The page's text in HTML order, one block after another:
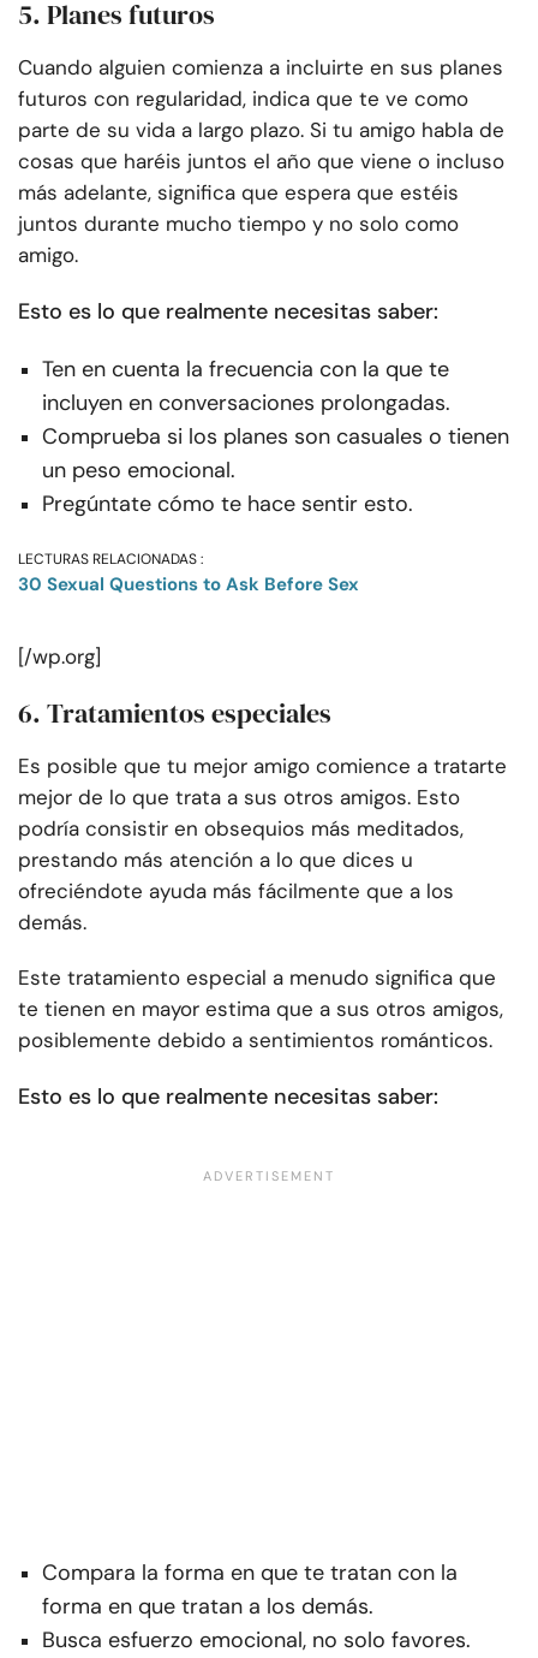
5. Planes futuros
Cuando alguien comienza a incluirte en sus planes
futuros con regularidad, indica que te ve como
parte de su vida a largo plazo. Si tu amigo habla de
cosas que haréis juntos el año que viene o incluso
más adelante, significa que espera que estéis
juntos durante mucho tiempo y no solo como
amigo.
Esto es lo que realmente necesitas saber:
Ten en cuenta la frecuencia con la que te
incluyen en conversaciones prolongadas.
Comprueba si los planes son casuales o tienen
un peso emocional.
Pregúntate cómo te hace sentir esto.
LECTURAS RELACIONADAS :
30 Sexual Questions to Ask Before Sex
[/wp.org]
6. Tratamientos especiales
Es posible que tu mejor amigo comience a tratarte
mejor de lo que trata a sus otros amigos. Esto
podría consistir en obsequios más meditados,
prestando más atención a lo que dices u
ofreciéndote ayuda más fácilmente que a los
demás.
Este tratamiento especial a menudo significa que
te tienen en mayor estima que a sus otros amigos,
posiblemente debido a sentimientos románticos.
Esto es lo que realmente necesitas saber:
Compara la forma en que te tratan con la
forma en que tratan a los demás.
Busca esfuerzo emocional, no solo favores.